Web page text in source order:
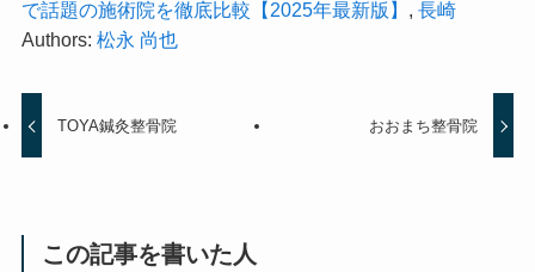
で話題の施術院を徹底比較【2025年最新版】 , 長崎
Authors: 松永 尚也
TOYA鍼灸整骨院 おおまち整骨院
この記事を書いた人